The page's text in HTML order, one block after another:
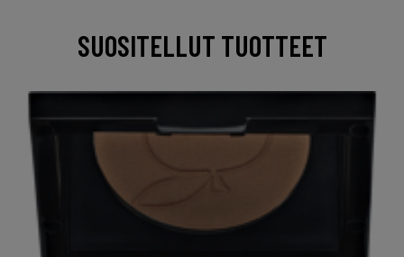
SUOSITELLUT TUOTTEET